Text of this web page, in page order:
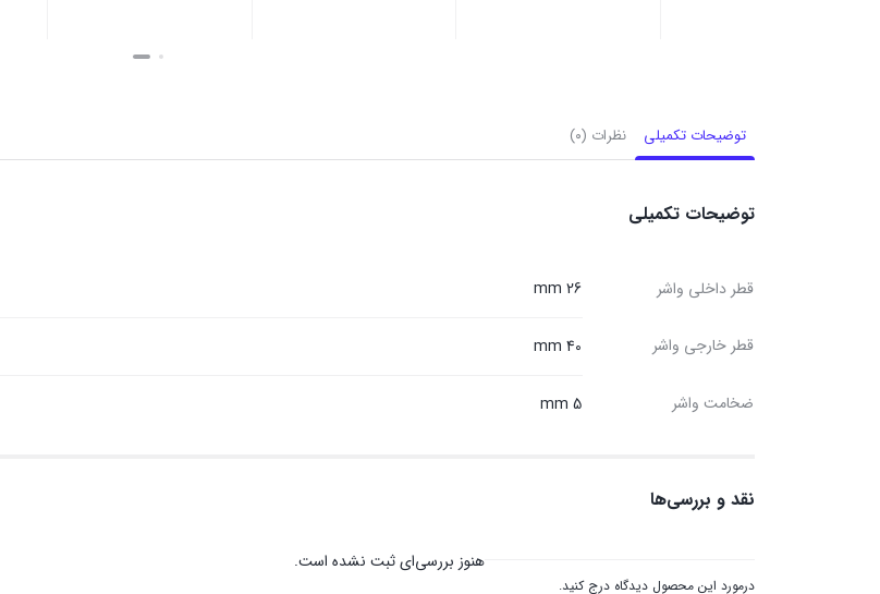
توضیحات تکمیلی نظرات (۰)
توضیحات تکمیلی
قطر داخلی واشر 26 mm
قطر خارجی واشر 40 mm
ضخامت واشر 5 mm
نقد و بررسی‌ها
درمورد این محصول دیدگاه درج کنید.
هنوز بررسی‌ای ثبت نشده است.